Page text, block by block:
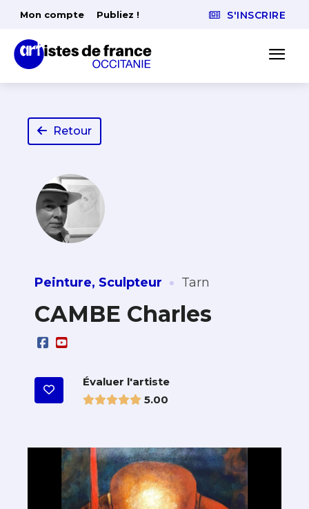
Mon compte Publiez ! S'INSCRIRE
Retour
Peinture, Sculpteur · Tarn
CAMBE Charles
Évaluer l'artiste
5.00